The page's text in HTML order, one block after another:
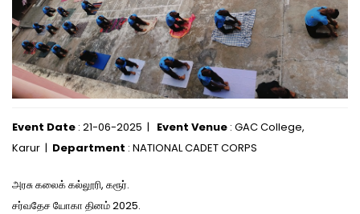
Event Date : 21-06-2025 | Event Venue : GAC College,
Karur | Department : NATIONAL CADET CORPS
அரசு கலைக் கல்லூரி, கரூர்.
சர்வதேச யோகா தினம் 2025.